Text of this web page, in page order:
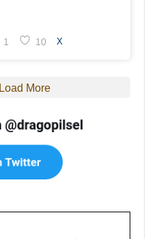
1 10 X
Load More